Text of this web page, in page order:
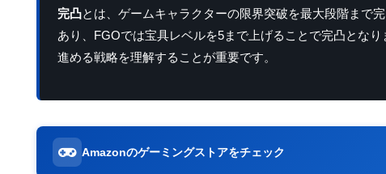
完凸とは、ゲームキャラクターの限界突破を最大段階まで
あり、FGOでは宝具レベルを5まで上げることで完凸とな
進める戦略を理解することが重要です。
Amazonのゲーミングストアをチェック